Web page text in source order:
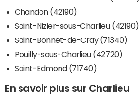
Chandon (42190)
Saint-Nizier-sous-Charlieu (42190)
Saint-Bonnet-de-Cray (71340)
Pouilly-sous-Charlieu (42720)
Saint-Edmond (71740)
En savoir plus sur Charlieu